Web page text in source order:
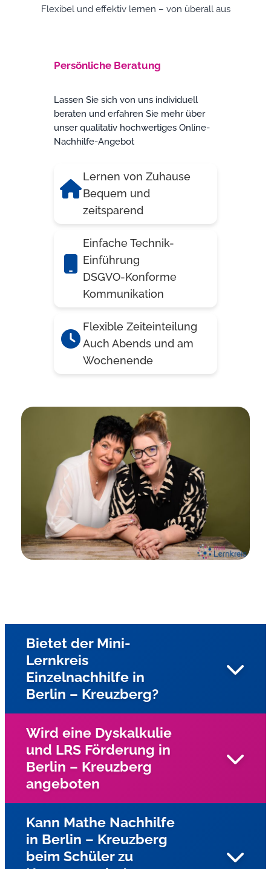
Flexibel und effektiv lernen – von überall aus
Persönliche Beratung
Lassen Sie sich von uns individuell
beraten und erfahren Sie mehr über
unser qualitativ hochwertiges Online-
Nachhilfe-Angebot
Lernen von Zuhause
Bequem und
zeitsparend
Einfache Technik-
Einführung
DSGVO-Konforme
Kommunikation
Flexible Zeiteinteilung
Auch Abends und am
Wochenende
Bietet der Mini-
Lernkreis
Einzelnachhilfe in
Berlin – Kreuzberg?
Ja, gesamten Stadtgebiet Dresden bietet wir
Einzelnachhilfe beim Schüler zu Hause an
Wird eine Dyskalkulie
und LRS Förderung in
Berlin – Kreuzberg
angeboten
Ja, für Kinder und Jugendliche mit Lese-
Rechtschreibschwäche (LRS) und Dyskalkulie wird
Kann Mathe Nachhilfe
in Berlin – Kreuzberg
beim Schüler zu